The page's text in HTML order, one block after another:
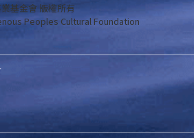
基金會 版權所有
Peoples Cultural Foundation